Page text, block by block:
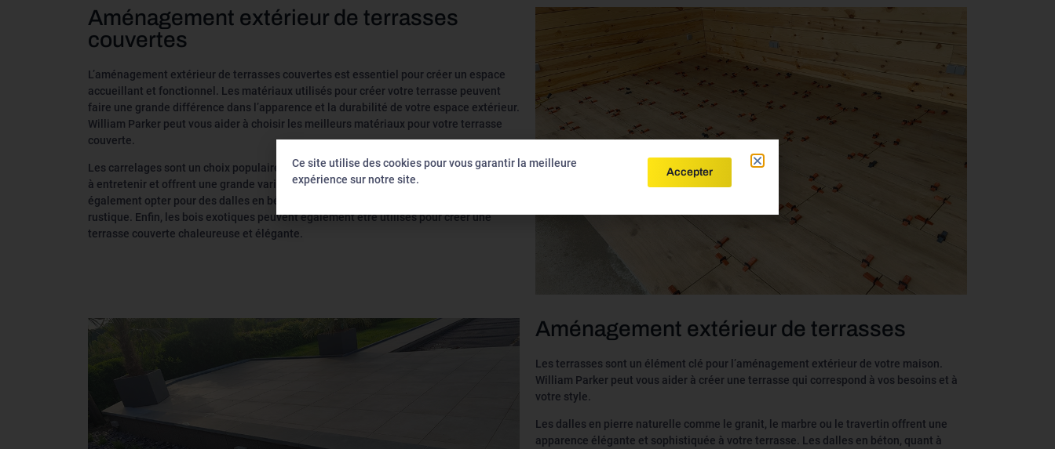
Aménagement extérieur de terrasses
couvertes
L’aménagement extérieur de terrasses couvertes est essentiel pour créer un espace
accueillant et fonctionnel. Les matériaux utilisés pour créer votre terrasse peuvent
faire une grande différence dans l’apparence et la durabilité de votre espace extérieur.
William Parker peut vous aider à choisir les meilleurs matériaux pour votre terrasse
couverte.
Les carrelages sont un choix populaire pour les terrasses car ils sont durables, faciles
à entretenir et offrent une grande variété de designs et de couleurs. Vous pouvez
également opter pour des dalles en béton ou en pierre pour un look plus naturel et
rustique. Enfin, les bois exotiques peuvent également être utilisés pour créer une
terrasse couverte chaleureuse et élégante.
Aménagement extérieur de terrasses
Les terrasses sont un élément clé pour l’aménagement extérieur de votre maison.
William Parker peut vous aider à créer une terrasse qui correspond à vos besoins et à
votre style.
Les dalles en pierre naturelle comme le granit, le marbre ou le travertin offrent une
apparence élégante et sophistiquée à votre terrasse. Les dalles en béton, quant à
Ce site utilise des cookies pour vous garantir la meilleure
expérience sur notre site.
Accepter